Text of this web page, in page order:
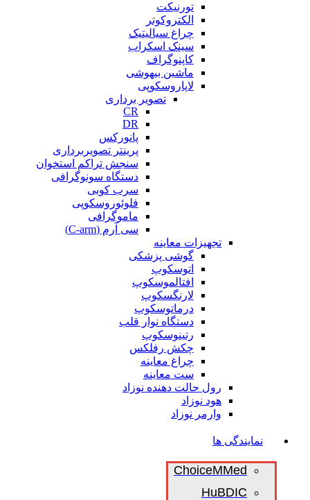
تورنیکت
الکتروکوتر
چراغ سیالیتیک
سینک اسکراب
کاپنوگراف
ماشین بیهوشی
لاپاروسکوپی
تصویر برداری
CR
DR
پانورکس
پرینتر تصویربرداری
سنجش تراکم استخوان
دستگاه سونوگرافی
سرب کوبی
فلوئوروسکوپی
ماموگرافی
سی آرم (C-arm)
تجهیزات معاینه
گوشی پزشکی
اتوسکوپ
افتالموسکوپ
لارنگسکوپ
درماتوسکوپ
دستگاه نوار قلب
رتینوسکوپ
چکش رفلکس
چراغ معاینه
ست معاینه
رول حالت دهنده نوزاد
هود نوزاد
وارمر نوزاد
نمایندگی ها
ChoiceMMed
HuBDIC